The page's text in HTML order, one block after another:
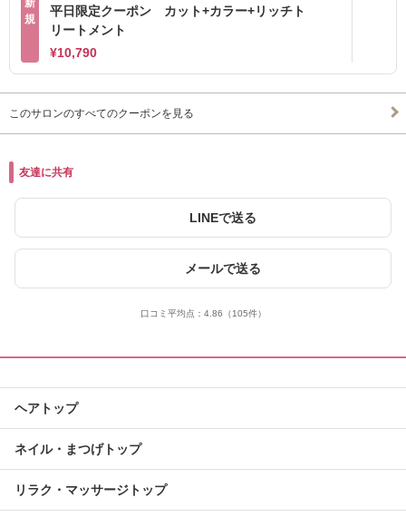
新
規
平日限定クーポン カット+カラー+リッチト
リートメント
¥10,790
このサロンのすべてのクーポンを見る
友達に共有
LINEで送る
メールで送る
口コミ平均点： 4.86 （105件）
ヘアトップ
ネイル・まつげトップ
リラク・マッサージトップ